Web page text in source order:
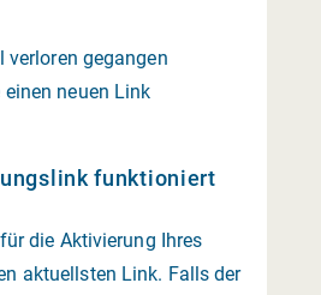
verloren gegangen
neuen Link
funktioniert
die Aktivierung Ihres
aktuellsten Link. Falls der